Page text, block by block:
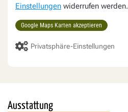
Einstellungen widerrufen werden.
Google Maps Karten akzeptieren
Privatsphäre-Einstellungen
Ausstattung